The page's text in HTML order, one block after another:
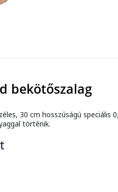
bekötőszalag
30 cm hosszúságú
történik.